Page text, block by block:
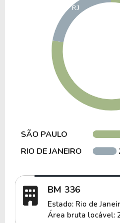
A gestão atua na
renegociação de contratos
operacional dos ativos,
recomposição de ocupação
Entre exemplos de ativos
compuseram o portfólio
Sede Globo SP – SP.
BM 336 – RJ.
BMA Corporate – RJ.
Oscar Freire 585 – SP.
Vita Corá – SP.
SÃO PAULO
RIO DE JANEIRO
BM 336
Estado: Rio de
Área bruta locável: